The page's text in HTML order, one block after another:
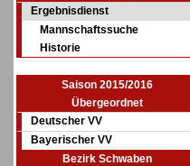
Ergebnisdienst
Mannschaftssuche
Historie
Saison 2015/2016
Übergeordnet
Deutscher VV
Bayerischer VV
Bezirk Schwaben